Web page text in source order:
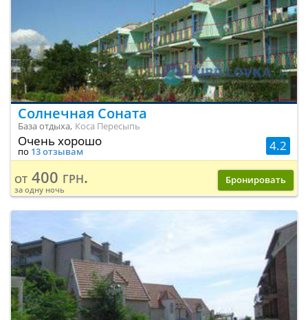
Солнечная Соната
База отдыха, Коса Пересыпь
4.2
Очень хорошо
по 13 отзывам
от 400 грн.
за одну ночь
Бронировать